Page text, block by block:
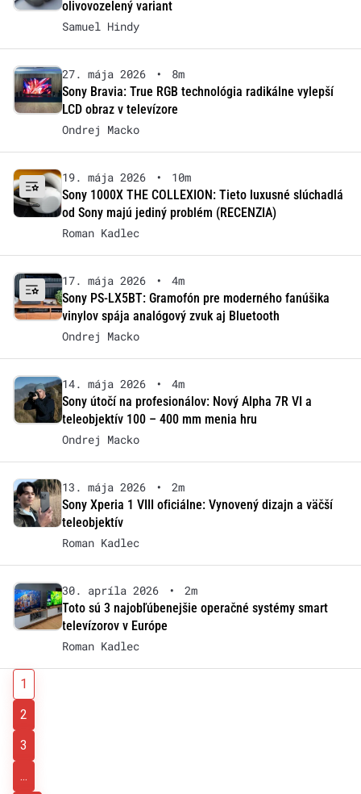
olivovozelený variant
Samuel Hindy
27. mája 2026 •
8m
Sony Bravia: True RGB technológia radikálne vylepší
LCD obraz v televízore
Ondrej Macko
19. mája 2026 •
10m
Sony 1000X THE COLLEXION: Tieto luxusné slúchadlá
od Sony majú jediný problém (RECENZIA)
Roman Kadlec
17. mája 2026 •
4m
Sony PS-LX5BT: Gramofón pre moderného fanúšika
vinylov spája analógový zvuk aj Bluetooth
Ondrej Macko
14. mája 2026 •
4m
Sony útočí na profesionálov: Nový Alpha 7R VI a
teleobjektív 100 – 400 mm menia hru
Ondrej Macko
13. mája 2026 •
2m
Sony Xperia 1 VIII oficiálne: Vynovený dizajn a väčší
teleobjektív
Roman Kadlec
30. apríla 2026 •
2m
Toto sú 3 najobľúbenejšie operačné systémy smart
televízorov v Európe
Roman Kadlec
1
2
3
...